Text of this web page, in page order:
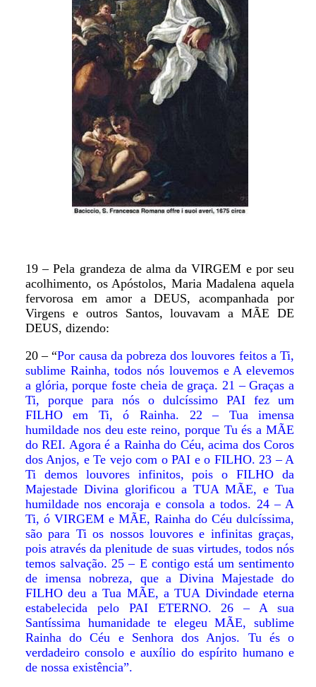
19 – Pela grandeza de alma da VIRGEM e por seu
acolhimento, os Apóstolos, Maria Madalena aquela
fervorosa em amor a DEUS, acompanhada por
Virgens e outros Santos, louvavam a MÃE DE
DEUS, dizendo:
20 – “Por causa da pobreza dos louvores feitos a Ti,
sublime Rainha, todos nós louvemos e A elevemos
a glória, porque foste cheia de graça. 21 – Graças a
Ti, porque para nós o dulcíssimo PAI fez um
FILHO em Ti, ó Rainha. 22 – Tua imensa
humildade nos deu este reino, porque Tu és a MÃE
do REI. Agora é a Rainha do Céu, acima dos Coros
dos Anjos, e Te vejo com o PAI e o FILHO. 23 – A
Ti demos louvores infinitos, pois o FILHO da
Majestade Divina glorificou a TUA MÃE, e Tua
humildade nos encoraja e consola a todos. 24 – A
Ti, ó VIRGEM e MÃE, Rainha do Céu dulcíssima,
são para Ti os nossos louvores e infinitas graças,
pois através da plenitude de suas virtudes, todos nós
temos salvação. 25 – E contigo está um sentimento
de imensa nobreza, que a Divina Majestade do
FILHO deu a Tua MÃE, a TUA Divindade eterna
estabelecida pelo PAI ETERNO. 26 – A sua
Santíssima humanidade te elegeu MÃE, sublime
Rainha do Céu e Senhora dos Anjos. Tu és o
verdadeiro consolo e auxílio do espírito humano e
de nossa existência”.